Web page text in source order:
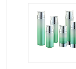
Το κενό χείλι
Καλλυντική